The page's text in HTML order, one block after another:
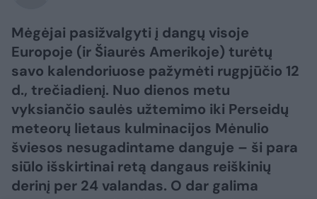
Mėgėjai pasižvalgyti į dangų visoje
Europoje (ir Šiaurės Amerikoje) turėtų
savo kalendoriuose pažymėti rugpjūčio 12
d., trečiadienį. Nuo dienos metu
vyksiančio saulės užtemimo iki Perseidų
meteorų lietaus kulminacijos Mėnulio
šviesos nesugadintame danguje – ši para
siūlo išskirtinai retą dangaus reiškinių
derinį per 24 valandas. O dar galima